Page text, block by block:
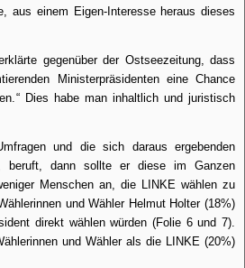
aus einem Eigen-Interesse heraus dieses
gegenüber der Ostseezeitung, dass
Ministerpräsidenten eine Chance
Dies habe man inhaltlich und juristisch
und die sich daraus ergebenden
beruft, dann sollte er diese im Ganzen
Menschen an, die LINKE wählen zu
und Wähler Helmut Holter (18%)
direkt wählen würden (Folie 6 und 7).
und Wähler als die LINKE (20%)